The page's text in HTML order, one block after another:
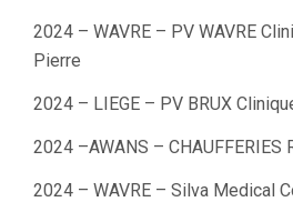
2024 – WAVRE – PV WAVRE
Pierre
2024 – LIEGE – PV BRUX
2024 –AWANS – CHAUFFERIES
2024 – WAVRE – Silva Medical